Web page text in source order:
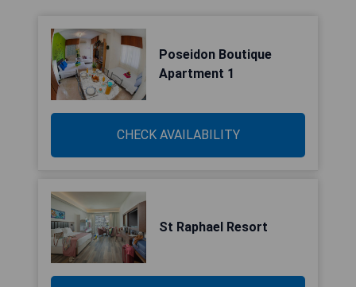
Poseidon Boutique
Apartment 1
CHECK AVAILABILITY
St Raphael Resort